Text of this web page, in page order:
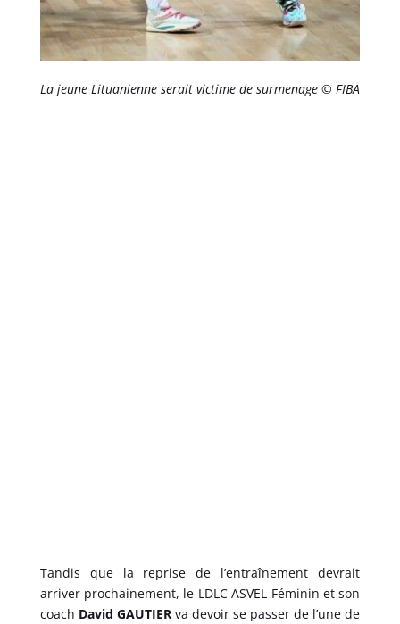
La jeune Lituanienne serait victime de surmenage © FIBA
Tandis que la reprise de l’entraînement devrait
arriver prochainement, le LDLC ASVEL Féminin et son
coach David GAUTIERva devoir se passer de l’une de